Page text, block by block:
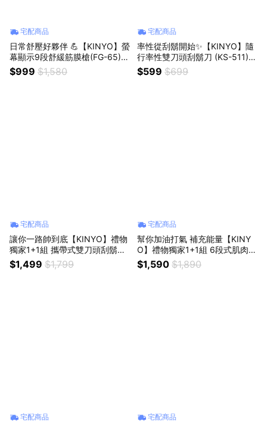
宅配商品
日常舒壓好夥伴 💪【KINYO】螢
幕顯示9段舒緩筋膜槍(FG-65)
送禮 禮物 日常 肩頸 舒緩 放鬆
$999 $1,580
宅配商品
率性從刮鬍開始✨【KINYO】隨
行率性雙刀頭刮鬍刀 (KS-511) I
PX6高壓水洗 充插兩用 父親節
禮物 生日禮物
$599 $699
宅配商品
讓你一路帥到底【KINYO】禮物
獨家1+1組 攜帶式雙刀頭刮鬍刀
+自帶線磁吸無線充 父親節禮物
男性禮物
$1,499 $1,799
宅配商品
幫你加油打氣 補充能量【KINY
O】禮物獨家1+1組 6段式肌肉舒
緩筋膜槍+輕儲能行動電源 按摩
出國旅行 父親節禮物
$1,590 $1,890
宅配商品 宅配商品